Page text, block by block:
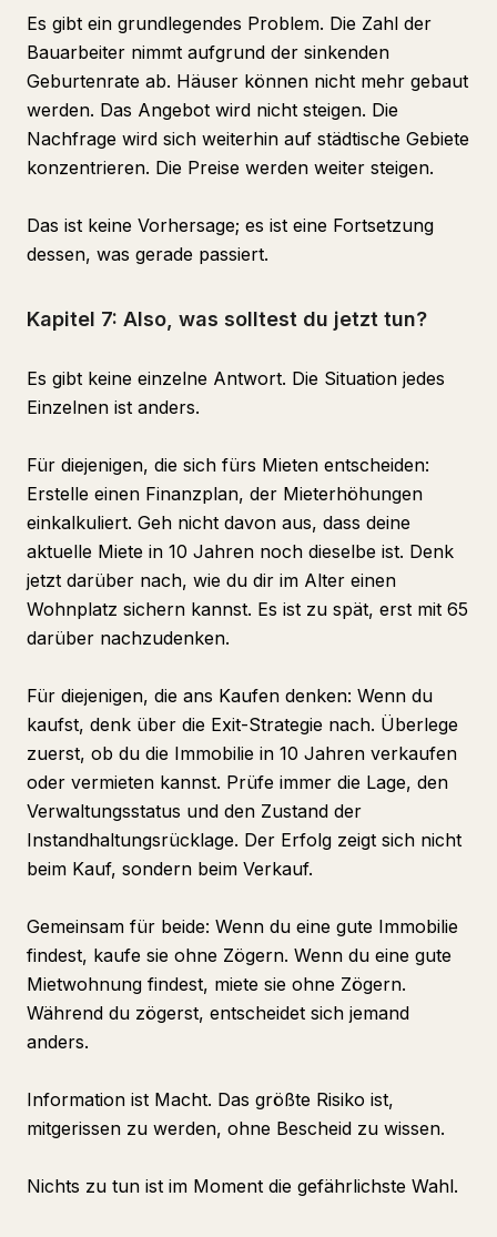
Es gibt ein grundlegendes Problem. Die Zahl der
Bauarbeiter nimmt aufgrund der sinkenden
Geburtenrate ab. Häuser können nicht mehr gebaut
werden. Das Angebot wird nicht steigen. Die
Nachfrage wird sich weiterhin auf städtische Gebiete
konzentrieren. Die Preise werden weiter steigen.
Das ist keine Vorhersage; es ist eine Fortsetzung
dessen, was gerade passiert.
Kapitel 7: Also, was solltest du jetzt tun?
Es gibt keine einzelne Antwort. Die Situation jedes
Einzelnen ist anders.
Für diejenigen, die sich fürs Mieten entscheiden:
Erstelle einen Finanzplan, der Mieterhöhungen
einkalkuliert. Geh nicht davon aus, dass deine
aktuelle Miete in 10 Jahren noch dieselbe ist. Denk
jetzt darüber nach, wie du dir im Alter einen
Wohnplatz sichern kannst. Es ist zu spät, erst mit 65
darüber nachzudenken.
Für diejenigen, die ans Kaufen denken: Wenn du
kaufst, denk über die Exit-Strategie nach. Überlege
zuerst, ob du die Immobilie in 10 Jahren verkaufen
oder vermieten kannst. Prüfe immer die Lage, den
Verwaltungsstatus und den Zustand der
Instandhaltungsrücklage. Der Erfolg zeigt sich nicht
beim Kauf, sondern beim Verkauf.
Gemeinsam für beide: Wenn du eine gute Immobilie
findest, kaufe sie ohne Zögern. Wenn du eine gute
Mietwohnung findest, miete sie ohne Zögern.
Während du zögerst, entscheidet sich jemand
anders.
Information ist Macht. Das größte Risiko ist,
mitgerissen zu werden, ohne Bescheid zu wissen.
Nichts zu tun ist im Moment die gefährlichste Wahl.